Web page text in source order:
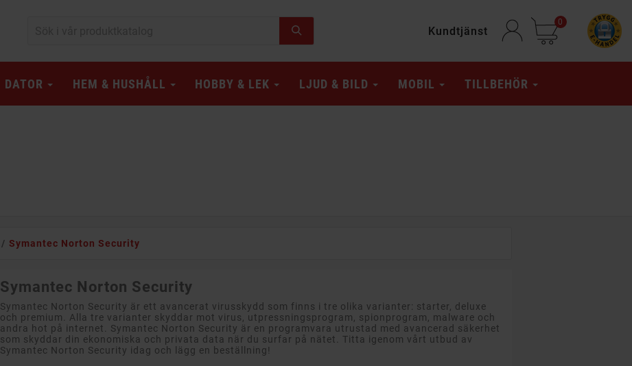
Kundtjänst
0
DATOR HEM & HUSHÅLL HOBBY & LEK LJUD & BILD MOBIL TILLBEHÖR
Symantec Norton Security
Symantec Norton Security
Symantec Norton Security är ett avancerat virusskydd som finns i tre olika varianter: starter, deluxe
och premium. Alla tre varianter skyddar mot virus, utpressningsprogram, spionprogram, malware och
andra hot på internet. Symantec Norton Security är en programvara utrustad med avancerad säkerhet
som skyddar din ekonomiska och privata data när du surfar på nätet. Titta igenom vårt utbud av
Symantec Norton Security idag och lägg en beställning!